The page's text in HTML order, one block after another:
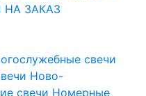
ЗАКАЗ
свечи
Ново-
свечи Номерные